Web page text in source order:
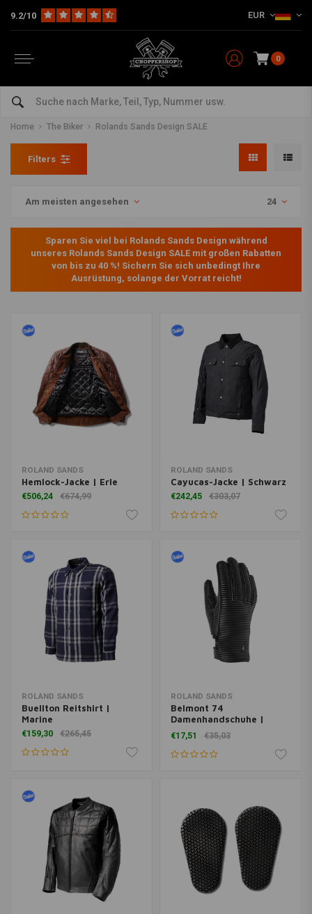
9.2/10 EUR
0
Rolands Sands Design SALE
Home The Biker Rolands Sands Design SALE
Filters
Am meisten angesehen 24
Sparen Sie viel bei Rolands Sands Design während
unseres Rolands Sands Design SALE mit großen Rabatten
von bis zu 40 %! Sichern Sie sich unbedingt Ihre
Ausrüstung, solange der Vorrat reicht!
ROLAND SANDS
Hemlock-Jacke | Erle
€506,24 €674,99
ROLAND SANDS
Cayucas-Jacke | Schwarz
€242,45 €303,07
ROLAND SANDS
Buellton Reitshirt |
Marine
€159,30 €265,45
ROLAND SANDS
Belmont 74
Damenhandschuhe |
Schwarz
€17,51 €35,03